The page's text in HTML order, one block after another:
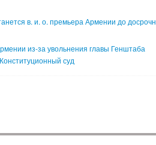
в. и. о. премьера Армении до
из-за увольнения главы Генштаба
суд